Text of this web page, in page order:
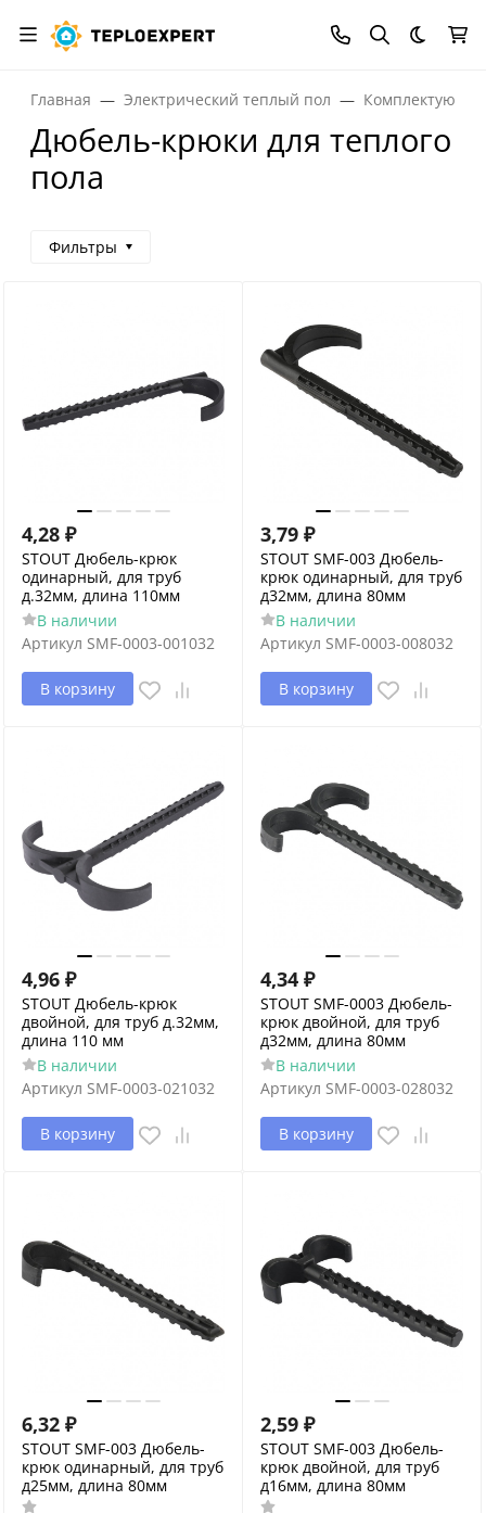
Темная
Главная Электрический теплый пол
Дюбель-крюки для теплого
пола
Фильтры
4,28 ₽
STOUT Дюбель-крюк
одинарный, для труб
д.32мм, длина 110мм
В наличии
Артикул SMF-0003-001032
В корзину
3,79 ₽
STOUT SMF-003 Дюбель-
крюк одинарный, для труб
д32мм, длина 80мм
В наличии
Артикул SMF-0003-008032
В корзину
4,96 ₽
STOUT Дюбель-крюк
двойной, для труб д.32мм,
длина 110 мм
В наличии
Артикул SMF-0003-021032
В корзину
4,34 ₽
STOUT SMF-0003 Дюбель-
крюк двойной, для труб
д32мм, длина 80мм
В наличии
Артикул SMF-0003-028032
В корзину
6,32 ₽
STOUT SMF-003 Дюбель-
крюк одинарный, для труб
д25мм, длина 80мм
2,59 ₽
STOUT SMF-003 Дюбель-
крюк двойной, для труб
д16мм, длина 80мм